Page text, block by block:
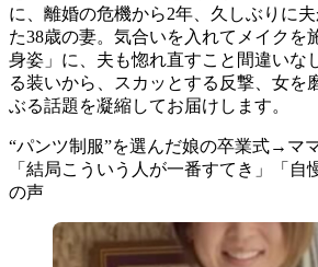
に、離婚の危機から2年、久しぶりに
た38歳の妻。気合いを入れてメイクを
身姿」に、夫も惚れ直すこと間違いな
る装いから、スカッとする反撃、女を
ぶる話題を凝縮してお届けします。
“パンツ制服”を選んだ娘の卒業式→
「結局こういう人が一番すてき」「自
の声